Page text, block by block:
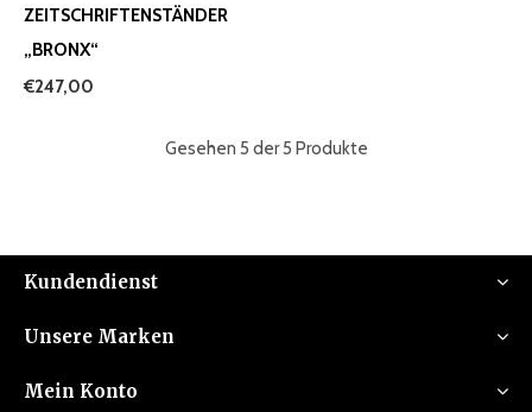
ZEITSCHRIFTENSTÄNDER
„BRONX“
€247,00
Gesehen 5 der 5 Produkte
Kundendienst
Unsere Marken
Mein Konto